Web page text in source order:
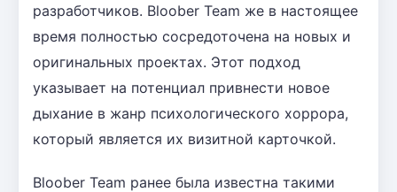
разработчиков. Bloober Team же в настоящее
время полностью сосредоточена на новых и
оригинальных проектах. Этот подход
указывает на потенциал привнести новое
дыхание в жанр психологического хоррора,
который является их визитной карточкой.
Bloober Team ранее была известна такими